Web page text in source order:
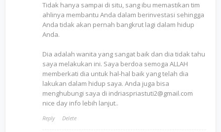
Tidak hanya sampai di situ, sang ibu memastikan tim
ahlinya membantu Anda dalam berinvestasi sehingga
Anda tidak akan pernah bangkrut lagi dalam hidup
Anda.
Dia adalah wanita yang sangat baik dan dia tidak tahu
saya melakukan ini. Saya berdoa semoga ALLAH
memberkati dia untuk hal-hal baik yang telah dia
lakukan dalam hidup saya. Anda juga bisa
menghubungi saya di indriaspriastuti2@gmail.com
nice day info lebih lanjut..
Reply Delete